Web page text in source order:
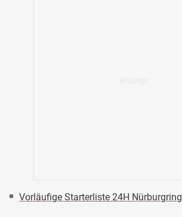
Vorläufige Starterliste 24H Nürburgring